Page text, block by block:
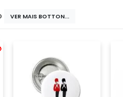
VER MAIS BOTTON...